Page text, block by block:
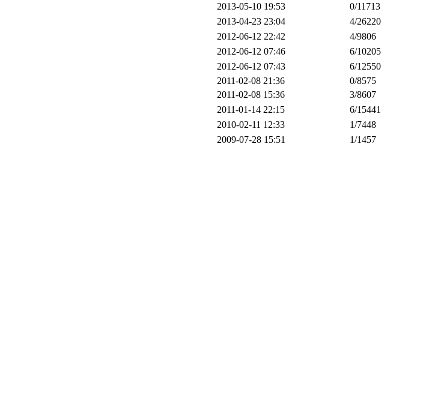
2013-05-10 19:53 0/11713
2013-04-23 23:04 4/26220
2012-06-12 22:42 4/9806
2012-06-12 07:46 6/10205
2012-06-12 07:43 6/12550
2011-02-08 21:36 0/8575
2011-02-08 15:36 3/8607
2011-01-14 22:15 6/15441
2010-02-11 12:33 1/7448
2009-07-28 15:51 1/1457